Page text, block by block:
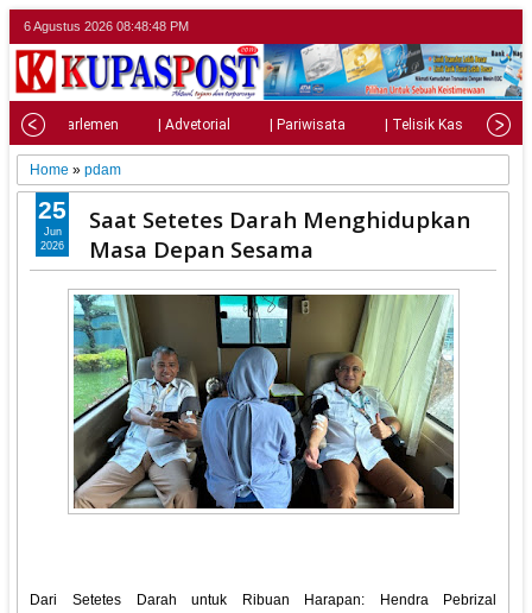
6 Agustus 2026 08:48:50 PM
| Parlemen | Advetorial | Pariwisata | Telisik Kasus
Home »pdam
Saat Setetes Darah Menghidupkan
Masa Depan Sesama
Dari Setetes Darah untuk Ribuan Harapan: Hendra Pebrizal
25
Jun
2026